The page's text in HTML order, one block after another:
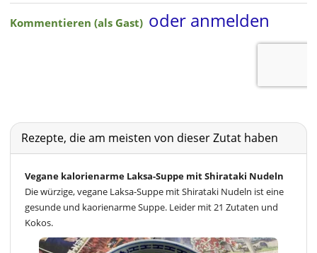
Rezepte, die am meisten von dieser Zutat haben
Vegane kalorienarme Laksa-Suppe mit Shirataki Nudeln
Die würzige, vegane Laksa-Suppe mit Shirataki Nudeln ist eine
gesunde und kaorienarme Suppe. Leider mit 21 Zutaten und
Kokos.